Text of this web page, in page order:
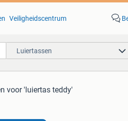
Veiligheidscentrum
Luiertassen
voor 'luiertas teddy'